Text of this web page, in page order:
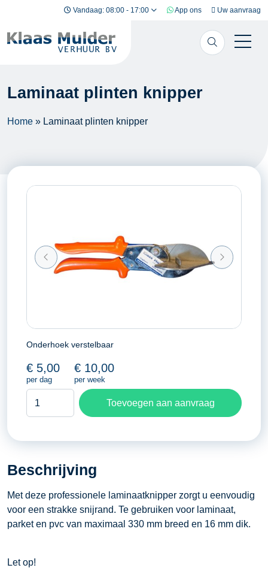
Ga naar inhoud Vandaag: 08:00 - 17:00 App ons Uw aanvraag
Laminaat plinten knipper
Home » Laminaat plinten knipper
Onderhoek verstelbaar
€ 5,00
per dag
€ 10,00
per week
aantal
Toevoegen aan aanvraag
Beschrijving
Met deze professionele laminaatknipper zorgt u eenvoudig
voor een strakke snijrand. Te gebruiken voor laminaat,
parket en pvc van maximaal 330 mm breed en 16 mm dik.
Let op!